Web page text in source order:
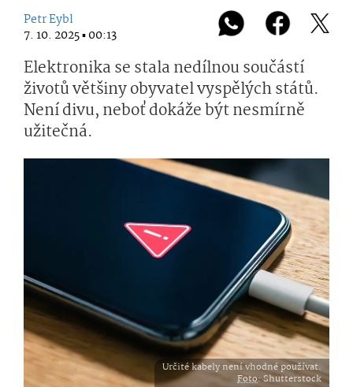
Petr Eybl
7. 10. 2025 ▪ 00:13
Elektronika se stala nedílnou součástí
životů většiny obyvatel vyspělých států.
Není divu, neboť dokáže být nesmírně
užitečná.
Určité kabely není vhodné používat.
Foto: Shutterstock